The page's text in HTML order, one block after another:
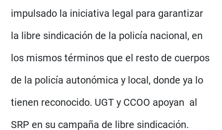
impulsado la iniciativa legal para garantizar
la libre sindicación de la policía nacional, en
los mismos términos que el resto de cuerpos
de la policía autonómica y local, donde ya lo
tienen reconocido. UGT y CCOO apoyan al
SRP en su campaña de libre sindicación.